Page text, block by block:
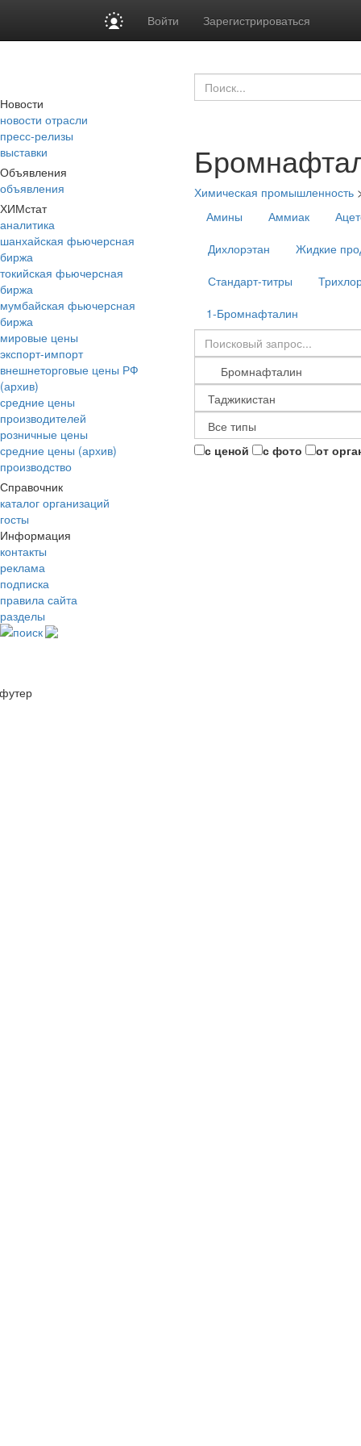
Войти Зарегистрироваться
Новости
новости отрасли
пресс-релизы
выставки
Объявления
объявления
ХИМстат
аналитика
шанхайская фьючерсная
биржа
токийская фьючерсная
биржа
мумбайская фьючерсная
биржа
мировые цены
экспорт-импорт
внешнеторговые цены РФ
(архив)
средние цены
производителей
розничные цены
средние цены (архив)
производство
Справочник
каталог организаций
госты
Информация
контакты
реклама
подписка
правила сайта
разделы
поиск
Химическая промышленность
Амины
Аммиак
Дихлорэтан
Жидкие
Стандарт-титры
1-Бромнафталин
с ценой с фото от
футер